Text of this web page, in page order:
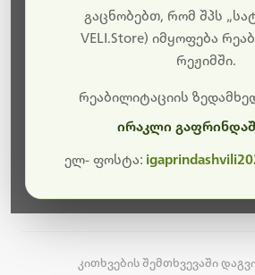
მიმდინარეობს საიტის
სამუშაოები.
მალე ისევ ხელმისაწვდომი
კითხვების შემთხვევაში
გაცნობებთ, რომ შპს
VELI.Store) იმყოფება
რეჟიმში.
რეაბილიტაციის
ირაკლი
ელ- ფოსტა: